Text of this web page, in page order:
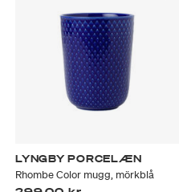
LYNGBY PORCELÆN
Rhombe Color mugg, mörkblå